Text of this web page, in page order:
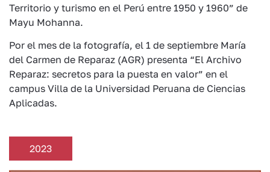
Territorio y turismo en el Perú entre 1950 y 1960” de
Mayu Mohanna.
Por el mes de la fotografía, el 1 de septiembre María
del Carmen de Reparaz (AGR) presenta “El Archivo
Reparaz: secretos para la puesta en valor” en el
campus Villa de la Universidad Peruana de Ciencias
Aplicadas.
2023